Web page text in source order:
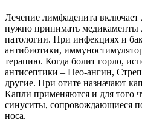
Лечение лимфаденита включает
нужно принимать медикаменты
патологии. При инфекциях и
антибиотики,
терапию. Когда болит горло,
антисептики – Нео-ангин,
другие. При отите назначают
Капли применяются и для того
синуситы, сопровождающиеся
носа.